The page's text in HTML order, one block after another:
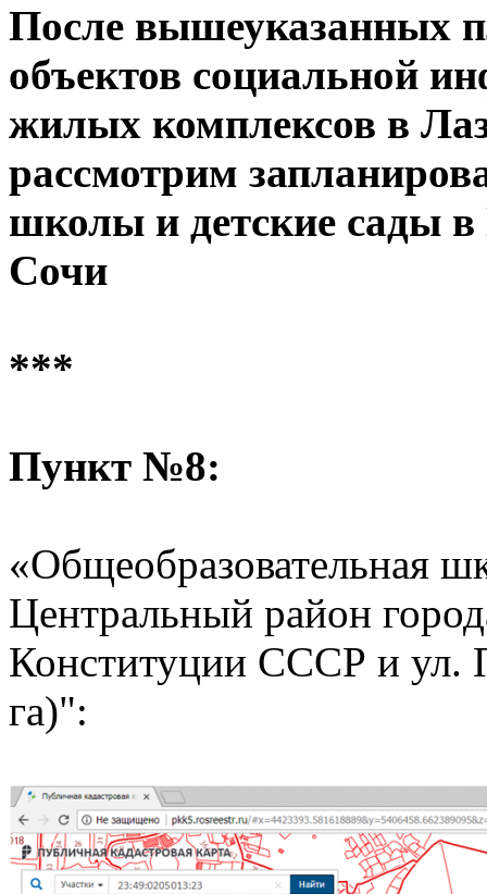
После вышеуказанных
объектов социальной
жилых комплексов в
рассмотрим
школы и детские сады
Сочи
***
Пункт №8:
«Общеобразовательная
Центральный район
Конституции СССР и ул.
га)":